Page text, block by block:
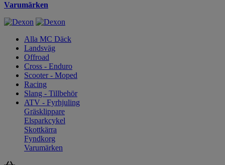
Varumärken
Alla MC Däck
Landsväg
Offroad
Cross - Enduro
Scooter - Moped
Racing
Slang - Tillbehör
ATV - Fyrhjuling
Gräsklippare
Elsparkcykel
Skottkärra
Fyndkorg
Varumärken